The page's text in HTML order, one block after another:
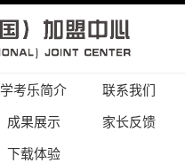
学考乐简介
联系我们
成果展示
家长反馈
下载体验